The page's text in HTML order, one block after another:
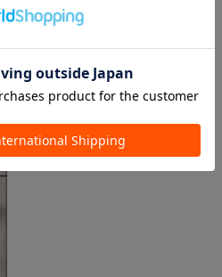
たパルクロPLAY